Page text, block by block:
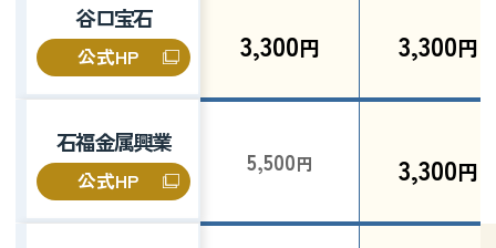
谷口宝石
公式HP 3,300円 3,300円
石福金属興業
公式HP
5,500円 3,300円